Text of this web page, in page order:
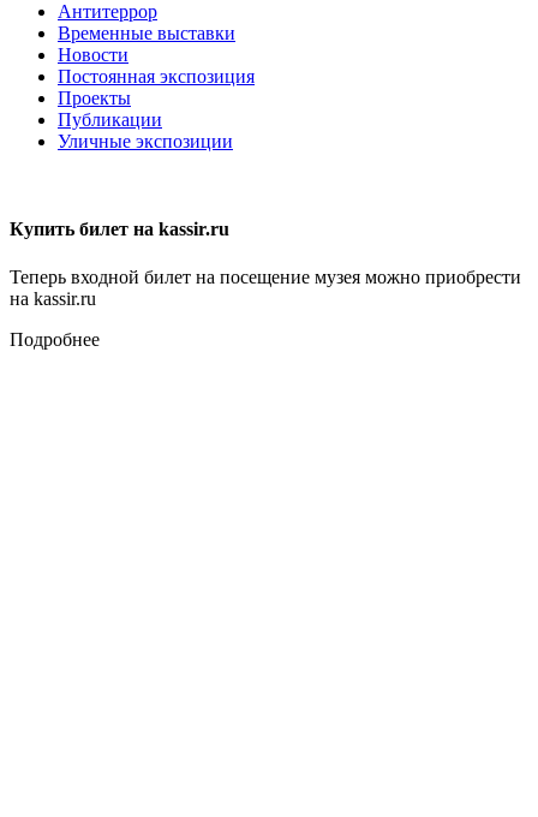
Антитеррор
Временные выставки
Новости
Постоянная экспозиция
Проекты
Публикации
Уличные экспозиции
Купить билет на kassir.ru
Теперь входной билет на посещение музея можно приобрести
на kassir.ru
Подробнее